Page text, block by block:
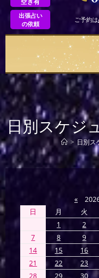
出張占い
の依頼
ご予約は
日別スケジ
> 日別ス
«
日 月 火
1
2
7
8 9
14
15 16
21
22 23
28
29 30